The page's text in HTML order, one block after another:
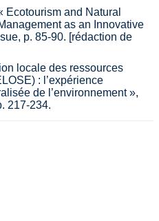
Ecotourism and Natural
as an Innovative
p. 85-90. [rédaction de
locale des ressources
: l’expérience
de l’environnement »,
217-234.